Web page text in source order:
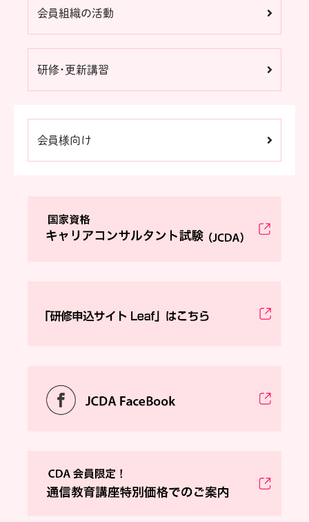
会員組織の活動
研修・更新講習
会員様向け